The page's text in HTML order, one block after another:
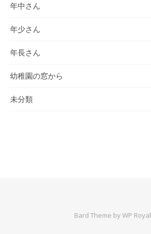
年中さん
年少さん
年長さん
幼稚園の窓から
未分類
Bard Theme byWP Royal